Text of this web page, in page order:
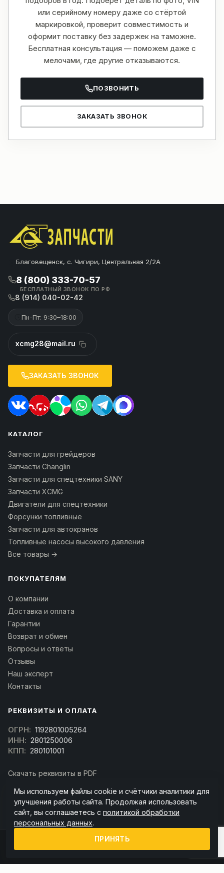
или серийному номеру даже со стёртой
маркировкой, проверит совместимость и
оформит поставку без задержек на таможне.
Бесплатная консультация — поможем даже с
мелочами, где другие отказываются.
ПОЗВОНИТЬ
ЗАКАЗАТЬ ЗВОНОК
Благовещенск, с. Чигири, Центральная 2/2А
8 (800) 333-70-57
БЕСПЛАТНЫЙ ЗВОНОК ПО РФ
8 (914) 040-02-42
Пн-Пт: 9:30–18:00
xcmg28@mail.ru
ЗАКАЗАТЬ ЗВОНОК
КАТАЛОГ
Запчасти для грейдеров
Запчасти Changlin
Запчасти для спецтехники SANY
Запчасти XCMG
Двигатели для спецтехники
Форсунки топливные
Запчасти для автокранов
Топливные насосы высокого давления
Все товары →
ПОКУПАТЕЛЯМ
О компании
Доставка и оплата
Гарантии
Возврат и обмен
Вопросы и ответы
Отзывы
Наш эксперт
Контакты
РЕКВИЗИТЫ И ОПЛАТА
ОГРН: 1192801005264
ИНН: 2801250006
КПП: 280101001
Скачать реквизиты в PDF
(Скачать договор)
Мы используем файлы cookie и счётчики аналитики для
улучшения работы сайта. Продолжая использовать
сайт, вы соглашаетесь с политикой обработки
персональных данных.
ПРИНЯТЬ